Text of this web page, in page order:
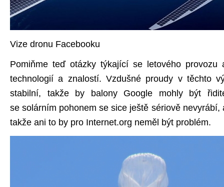
Vize dronu Facebooku
Pomiňme teď otázky týkající se letového provozu
technologií a znalostí. Vzdušné proudy v těchto
stabilní, takže by balony Google mohly být
se solárním pohonem se sice ještě sériově
takže ani to by pro Internet.org neměl být problém.